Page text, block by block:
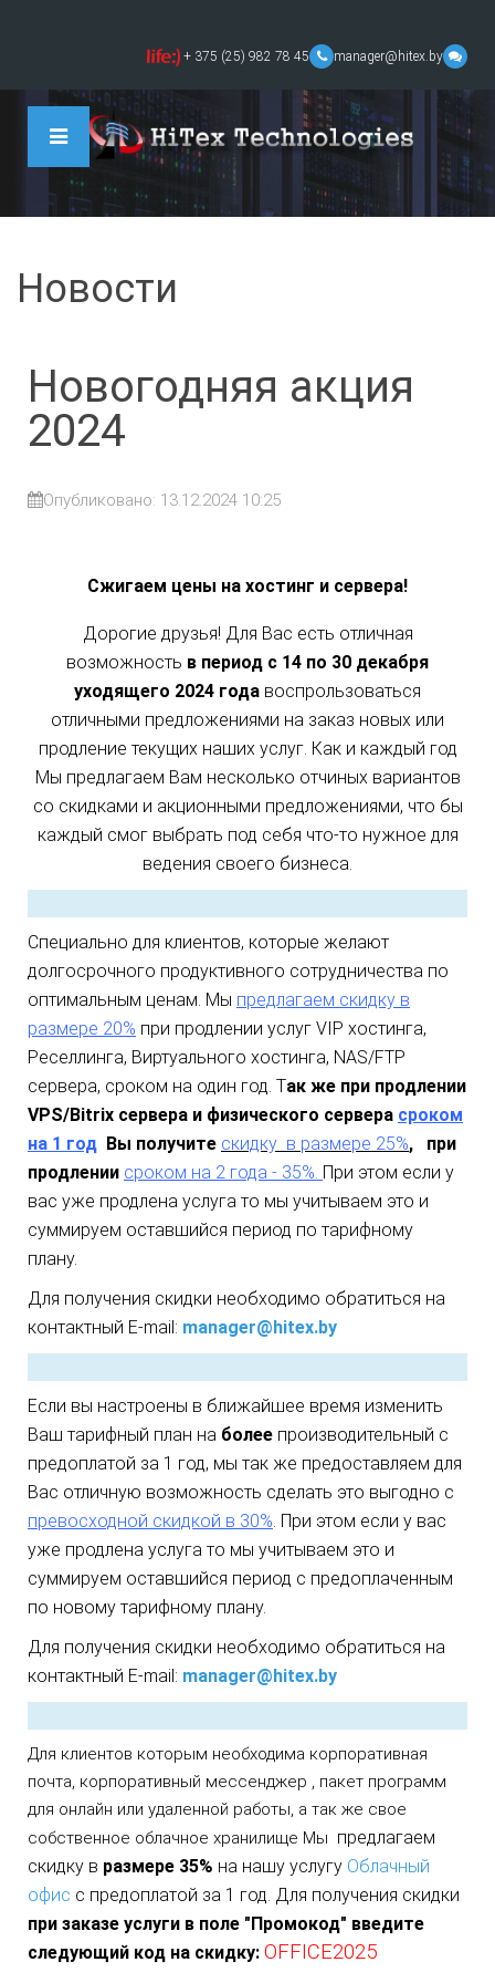
+ 375 (25) 982 78 45 manager@hitex.by
Новости
Новогодняя акция
2024
Опубликовано: 13.12.2024 10:25
Сжигаем цены на хостинг и сервера!
Дорогие друзья! Для Вас есть отличная
возможность в период с 14 по 30 декабря
уходящего 2024 года воспрользоваться
отличными предложениями на заказ новых или
продление текущих наших услуг. Как и каждый год
Мы предлагаем Вам несколько отчиных вариантов
со скидками и акционными предложениями, что бы
каждый смог выбрать под себя что-то нужное для
ведения своего бизнеса.
Специально для клиентов, которые желают
долгосрочного продуктивного сотрудничества по
оптимальным ценам. Мы предлагаем скидку в
размере 20% при продлении услуг VIP хостинга,
Реселлинга, Виртуального хостинга, NAS/FTP
сервера, сроком на один год. Так же при продлении
VPS/Bitrix сервера и физического сервера сроком
на 1 год Вы получите скидку в размере 25%, при
продлении сроком на 2 года - 35%. При этом если у
вас уже продлена услуга то мы учитываем это и
суммируем оставшийся период по тарифному
плану.
Для получения скидки необходимо обратиться на
контактный E-mail: manager@hitex.by
Если вы настроены в ближайшее время изменить
Ваш тарифный план на более производительный с
предоплатой за 1 год, мы так же предоставляем для
Вас отличную возможность сделать это выгодно с
превосходной скидкой в 30%. При этом если у вас
уже продлена услуга то мы учитываем это и
суммируем оставшийся период с предоплаченным
по новому тарифному плану.
Для получения скидки необходимо обратиться на
контактный E-mail: manager@hitex.by
Для клиентов которым необходима корпоративная
почта, корпоративный мессенджер , пакет программ
для онлайн или удаленной работы, а так же свое
собственное облачное хранилище Мы предлагаем
скидку в размере 35% на нашу услугу Облачный
офис с предоплатой за 1 год. Для получения скидки
при заказе услуги в поле "Промокод" введите
следующий код на скидку: OFFICE2025